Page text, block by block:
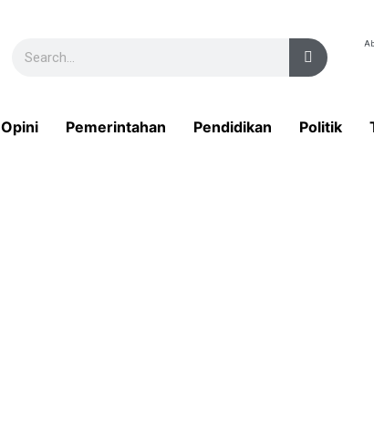
Opini Pemerintahan Pendidikan Politik